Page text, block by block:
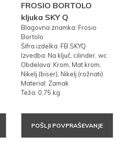
FROSIO BORTOLO
kljuka SKY Q
Blagovna znamka: Frosio
Bortolo
Šifra izdelka: FB.SKYQ
Izvedba: Na ključ, cilinder, wc
Obdelava: Krom, Mat krom,
Nikelj (biser), Nikelj (rožnati)
Material: Zamak
Teža: 0,75 kg
POŠLJI POVPRAŠEVANJE